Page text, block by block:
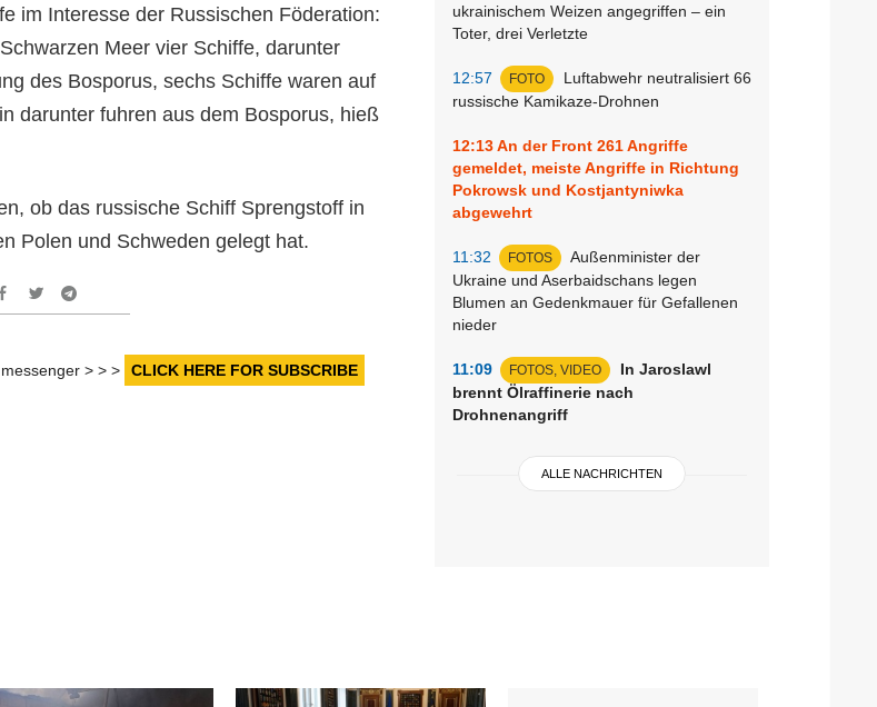
ukrainischem Weizen angegriffen – ein
Toter, drei Verletzte
12:57 FOTO
Luftabwehr neutralisiert 66
russische Kamikaze-Drohnen
12:13An der Front 261 Angriffe
gemeldet, meiste Angriffe in Richtung
Pokrowsk und Kostjantyniwka
abgewehrt
11:32 FOTOS
Außenminister der
Ukraine und Aserbaidschans legen
Blumen an Gedenkmauer für Gefallenen
nieder
11:09 FOTOS, VIDEO
In Jaroslawl
brennt Ölraffinerie nach
Drohnenangriff
ALLE NACHRICHTEN
im Interesse der Russischen Föderation:
Meer vier Schiffe, darunter
des Bosporus, sechs Schiffe waren auf
darunter fuhren aus dem Bosporus, hieß
ob das russische Schiff Sprengstoff in
Polen und Schweden gelegt hat.
> > > CLICK HERE FOR SUBSCRIBE